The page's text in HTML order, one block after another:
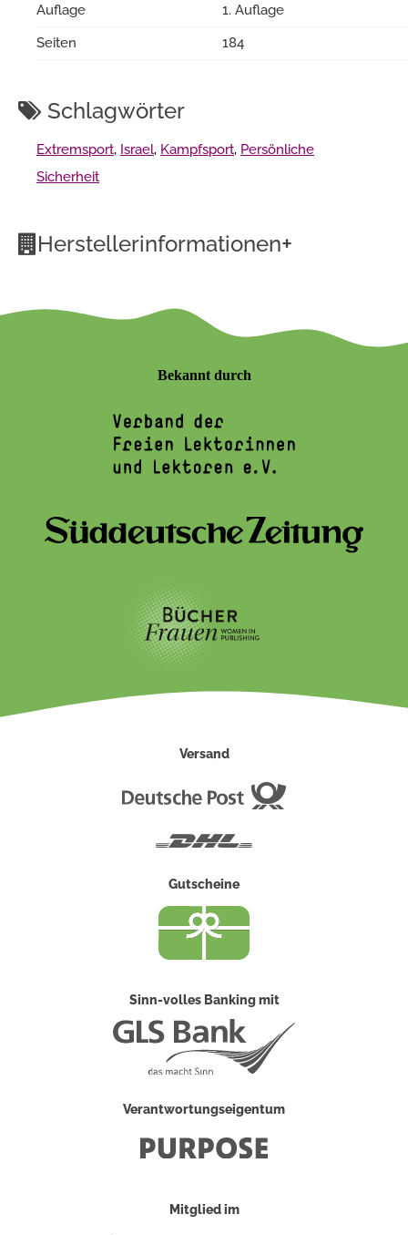
Auflage
1. Auflage
Seiten
184
Schlagwörter
Extremsport, Israel, Kampfsport, Persönliche
Sicherheit
Herstellerinformationen+
Bekannt durch
Versand
Gutscheine
Sinn-volles Banking mit
Verantwortungseigentum
Mitglied im